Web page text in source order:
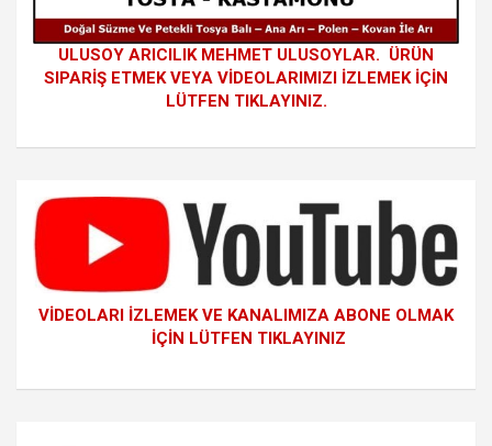
ULUSOY ARICILIK MEHMET ULUSOYLAR. ÜRÜN
SIPARİŞ ETMEK VEYA VİDEOLARIMIZI İZLEMEK İÇİN
LÜTFEN TIKLAYINIZ.
VİDEOLARI İZLEMEK VE KANALIMIZA ABONE OLMAK
İÇİN LÜTFEN TIKLAYINIZ